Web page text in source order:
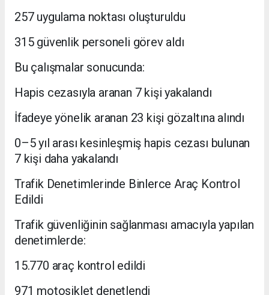
257 uygulama noktası oluşturuldu
315 güvenlik personeli görev aldı
Bu çalışmalar sonucunda:
Hapis cezasıyla aranan 7 kişi yakalandı
İfadeye yönelik aranan 23 kişi gözaltına alındı
0–5 yıl arası kesinleşmiş hapis cezası bulunan
7 kişi daha yakalandı
Trafik Denetimlerinde Binlerce Araç Kontrol
Edildi
Trafik güvenliğinin sağlanması amacıyla yapılan
denetimlerde:
15.770 araç kontrol edildi
971 motosiklet denetlendi